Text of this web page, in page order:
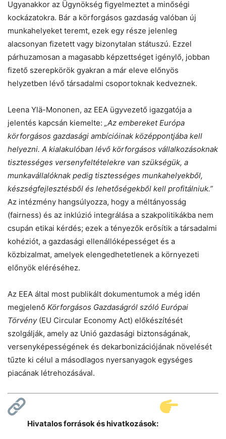
Ugyanakkor az Ügynökség figyelmeztet a minőségi
kockázatokra. Bár a körforgásos gazdaság valóban új
munkahelyeket teremt, ezek egy része jelenleg
alacsonyan fizetett vagy bizonytalan státuszú. Ezzel
párhuzamosan a magasabb képzettséget igénylő, jobban
fizető szerepkörök gyakran a már eleve előnyös
helyzetben lévő társadalmi csoportoknak kedveznek.
Leena Ylä-Mononen, az EEA ügyvezető igazgatója a
jelentés kapcsán kiemelte: „Az embereket Európa
körforgásos gazdasági ambícióinak középpontjába kell
helyezni. A kialakulóban lévő körforgásos vállalkozásoknak
tisztességes versenyfeltételekre van szükségük, a
munkavállalóknak pedig tisztességes munkahelyekből,
készségfejlesztésből és lehetőségekből kell profitálniuk.”
Az intézmény hangsúlyozza, hogy a méltányosság
(fairness) és az inklúzió integrálása a szakpolitikákba nem
csupán etikai kérdés; ezek a tényezők erősítik a társadalmi
kohéziót, a gazdasági ellenállóképességet és a
közbizalmat, amelyek elengedhetetlenek a környezeti
előnyök eléréséhez.
Az EEA által most publikált dokumentumok a még idén
megjelenő Körforgásos Gazdaságról szóló Európai
Törvény(EU Circular Economy Act) előkészítését
szolgálják, amely az Unió gazdasági biztonságának,
versenyképességének és dekarbonizációjának növelését
tűzte ki célul a másodlagos nyersanyagok egységes
piacának létrehozásával.
Hivatalos források és hivatkozások: